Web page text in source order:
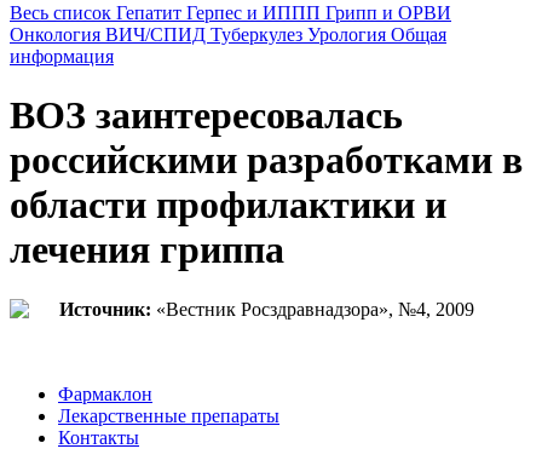
Весь список Гепатит Герпес и ИППП Грипп и ОРВИ
Онкология ВИЧ/СПИД Туберкулез Урология Общая
информация
ВОЗ заинтересовалась
российскими разработками в
области профилактики и
лечения гриппа
Источник: «Вестник Росздравнадзора», №4, 2009
Фармаклон
Лекарственные препараты
Контакты